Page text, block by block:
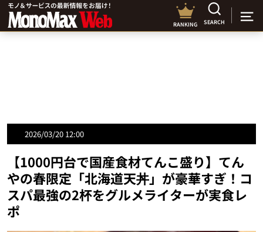
RANKING SEARCH
2026/03/20 12:00
【1000円台で国産食材てんこ盛り】てん
やの春限定「北海道天丼」が豪華すぎ！コ
スパ最強の2杯をグルメライターが実食レ
ポ